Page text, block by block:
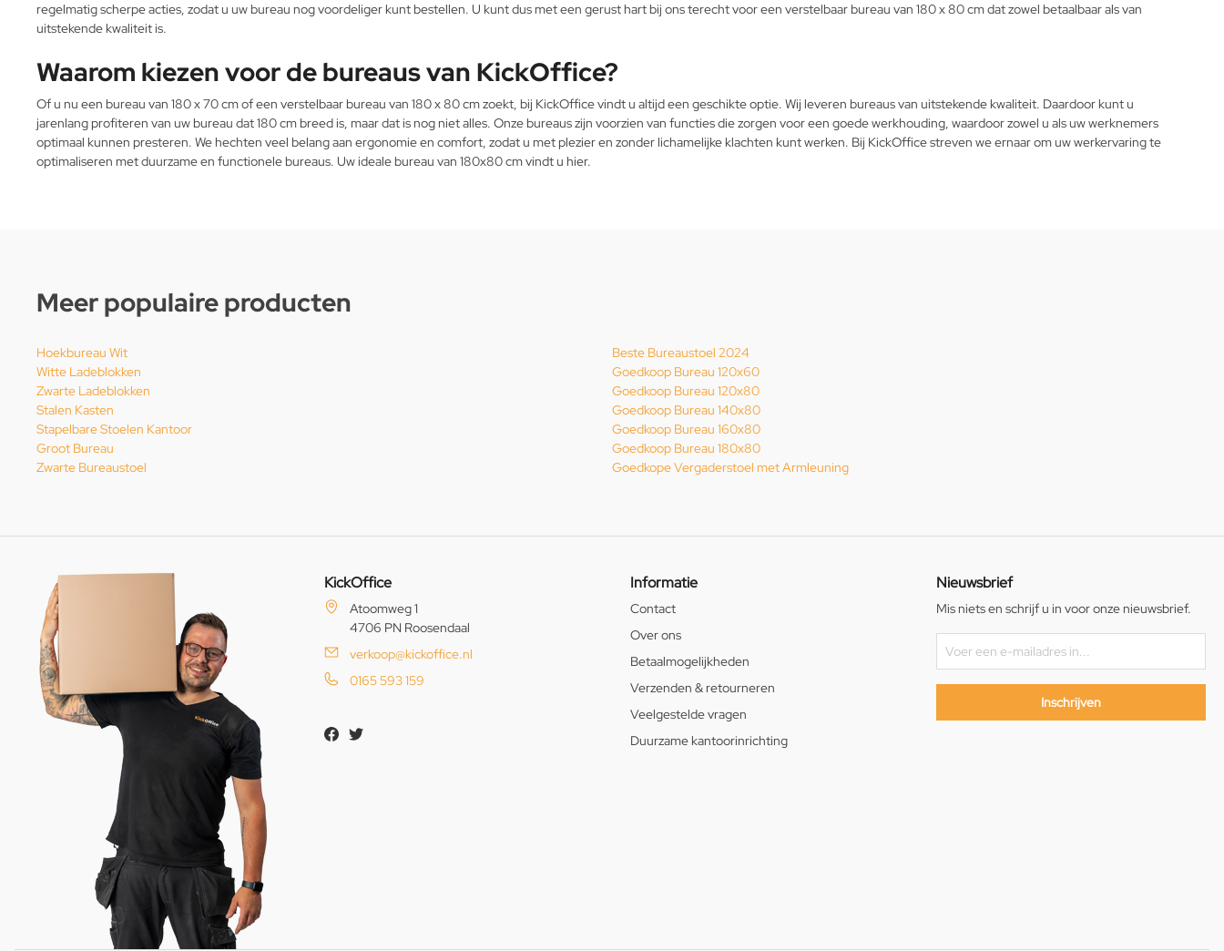
regelmatig scherpe acties, zodat u uw bureau nog voordeliger kunt bestellen. U kunt dus met een gerust hart bij ons terecht voor een verstelbaar bureau van 180 x 80 cm dat zowel betaalbaar als van
uitstekende kwaliteit is.
Waarom kiezen voor de bureaus van KickOffice?
Of u nu een bureau van 180 x 70 cm of een verstelbaar bureau van 180 x 80 cm zoekt, bij KickOffice vindt u altijd een geschikte optie. Wij leveren bureaus van uitstekende kwaliteit. Daardoor kunt u
jarenlang profiteren van uw bureau dat 180 cm breed is, maar dat is nog niet alles. Onze bureaus zijn voorzien van functies die zorgen voor een goede werkhouding, waardoor zowel u als uw werknemers
optimaal kunnen presteren. We hechten veel belang aan ergonomie en comfort, zodat u met plezier en zonder lichamelijke klachten kunt werken. Bij KickOffice streven we ernaar om uw werkervaring te
optimaliseren met duurzame en functionele bureaus. Uw ideale bureau van 180x80 cm vindt u hier.
Meer populaire producten
Hoekbureau Wit
Witte Ladeblokken
Zwarte Ladeblokken
Stalen Kasten
Stapelbare Stoelen Kantoor
Groot Bureau
Zwarte Bureaustoel
Beste Bureaustoel 2024
Goedkoop Bureau 120x60
Goedkoop Bureau 120x80
Goedkoop Bureau 140x80
Goedkoop Bureau 160x80
Goedkoop Bureau 180x80
Goedkope Vergaderstoel met Armleuning
KickOffice
Atoomweg 1
4706 PN Roosendaal
verkoop@kickoffice.nl
0165 593 159
Informatie
Contact
Over ons
Betaalmogelijkheden
Verzenden & retourneren
Veelgestelde vragen
Duurzame kantoorinrichting
Nieuwsbrief
Mis niets en schrijf u in voor onze nieuwsbrief.
Inschrijven